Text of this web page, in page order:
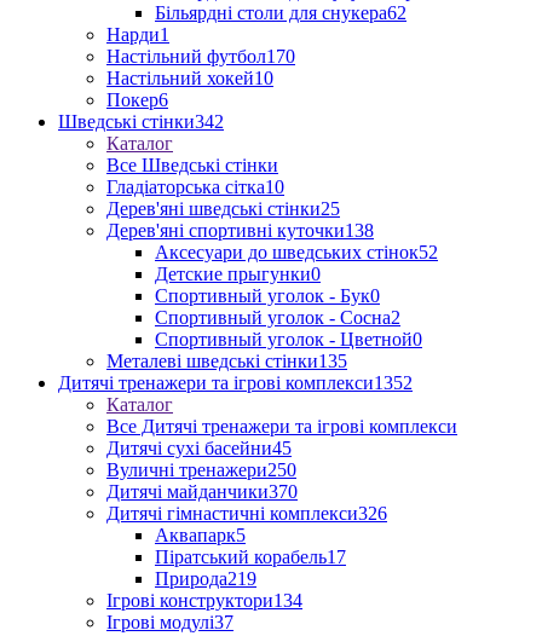
Більярдні столи для снукера62
Нарди1
Настільний футбол170
Настільний хокей10
Покер6
Шведські стінки342
Каталог
Все Шведські стінки
Гладіаторська сітка10
Дерев'яні шведські стінки25
Дерев'яні спортивні куточки138
Аксесуари до шведських стінок52
Детские прыгунки0
Спортивный уголок - Бук0
Спортивный уголок - Сосна2
Спортивный уголок - Цветной0
Металеві шведські стінки135
Дитячі тренажери та ігрові комплекси1352
Каталог
Все Дитячі тренажери та ігрові комплекси
Дитячі сухі басейни45
Вуличні тренажери250
Дитячі майданчики370
Дитячі гімнастичні комплекси326
Аквапарк5
Піратський корабель17
Природа219
Ігрові конструктори134
Ігрові модулі37